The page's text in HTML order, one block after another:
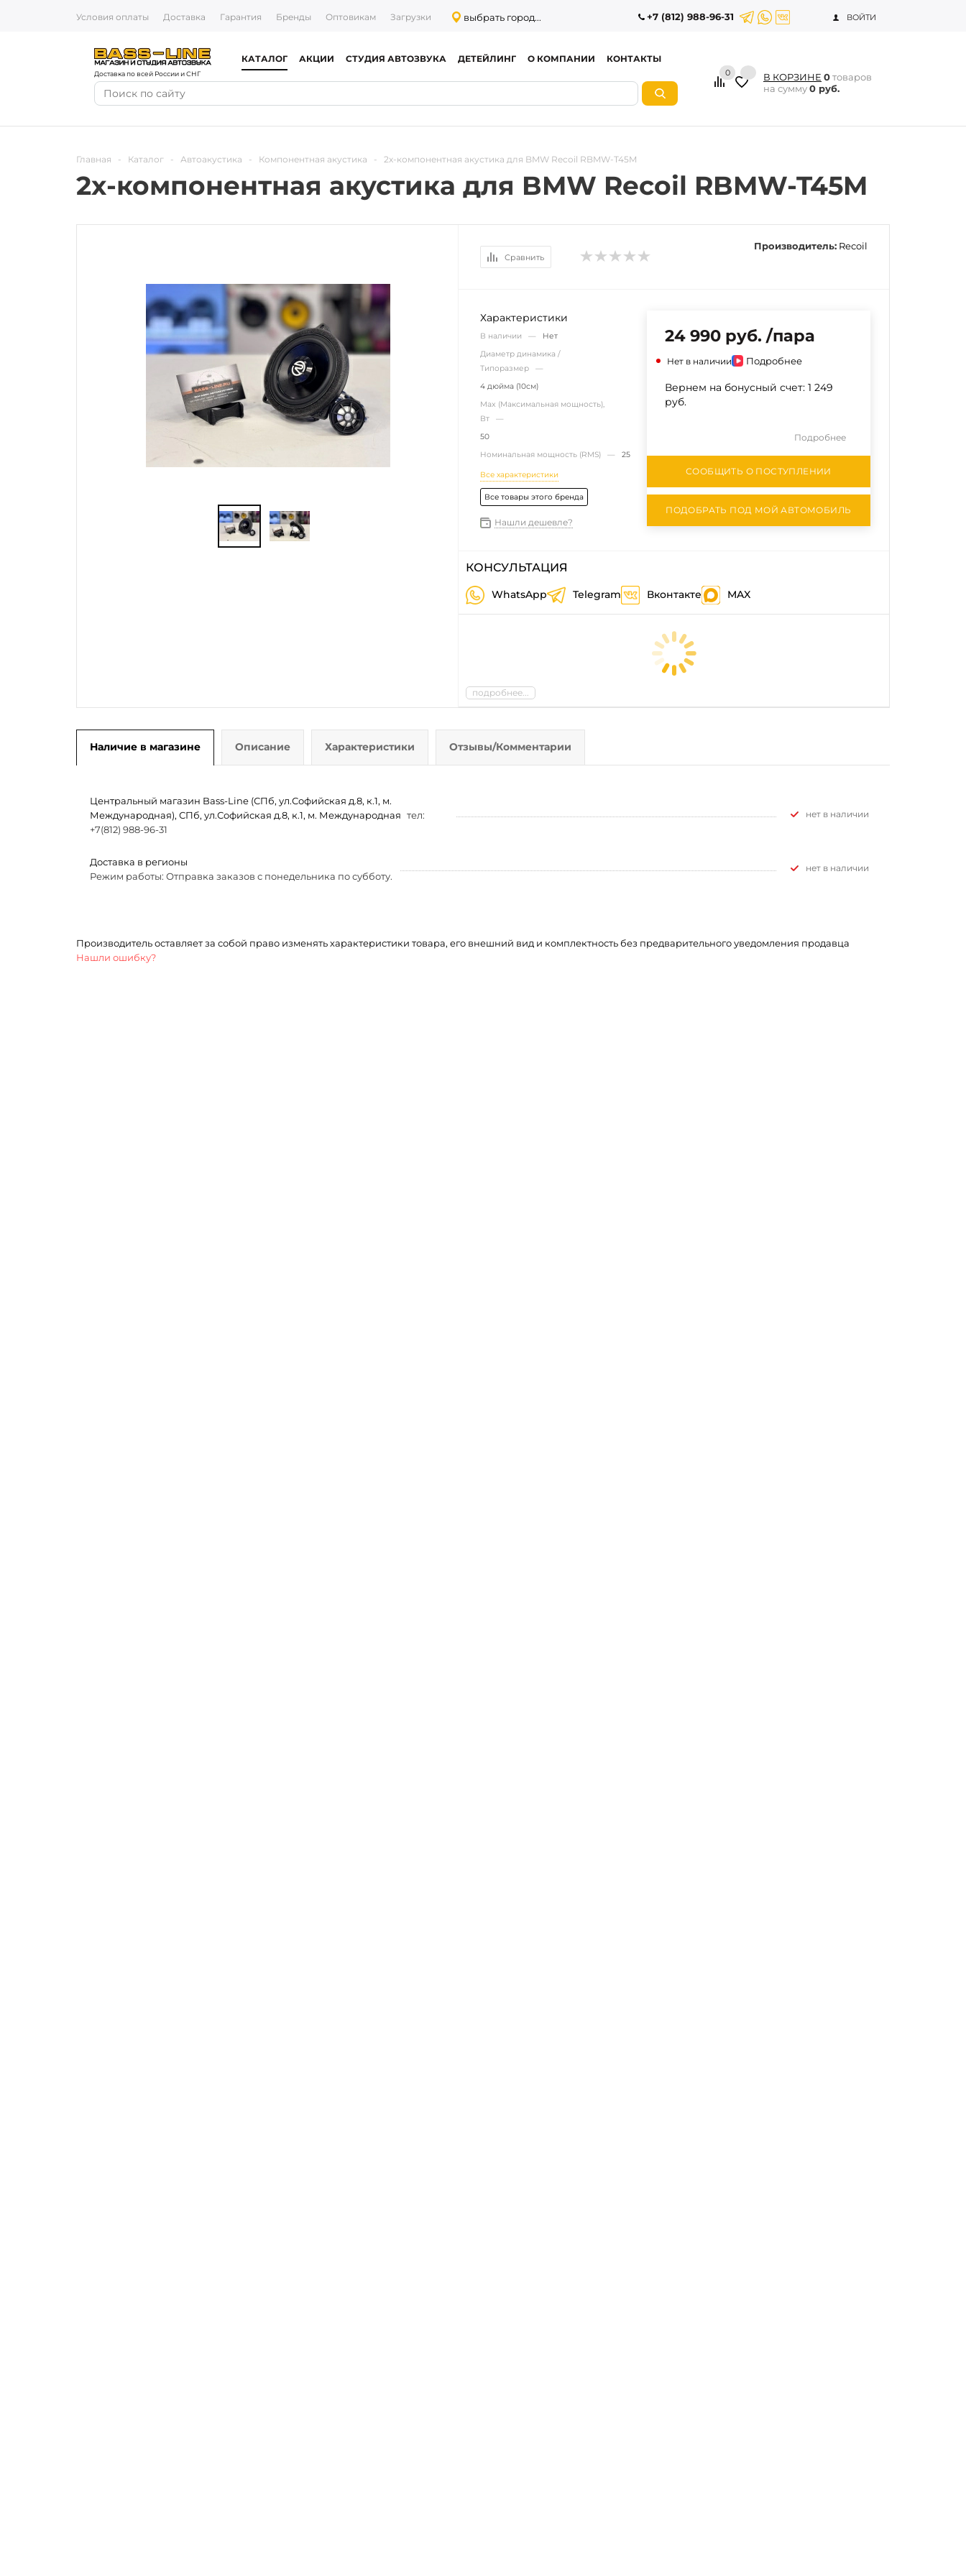
Условия оплаты Доставка Гарантия Бренды Оптовикам Загрузки выбрать город... +7 (812) 988-96-31 ВОЙТИ
Доставка по всей России и СНГ
КАТАЛОГ АКЦИИ СТУДИЯ АВТОЗВУКА ДЕТЕЙЛИНГ О КОМПАНИИ КОНТАКТЫ
0 В КОРЗИНЕ 0товаров
на сумму0 руб.
Главная - Каталог - Автоакустика - Компонентная акустика - 2х-компонентная акустика для BMW Recoil RBMW-T45M
2х-компонентная акустика для BMW Recoil RBMW-T45M
Производитель: Recoil
Сравнить
Характеристики
В наличии — Нет
Диаметр динамика /
Типоразмер —
4 дюйма (10см)
Max (Максимальная мощность),
Вт —
50
Номинальная мощность (RMS) —25
Все характеристики
Все товары этого бренда
Нашли дешевле?
24 990 руб. /пара
Нет в наличии Подробнее
Вернем на бонусный счет: 1 249
руб.
Подробнее
СООБЩИТЬ О ПОСТУПЛЕНИИ
ПОДОБРАТЬ ПОД МОЙ АВТОМОБИЛЬ
КОНСУЛЬТАЦИЯ
WhatsApp Telegram Вконтакте MAX
подробнее...
Наличие в магазине Описание Характеристики Отзывы/Комментарии
Центральный магазин Bass-Line (СПб, ул.Софийская д.8, к.1, м.
Международная), СПб, ул.Софийская д.8, к.1, м. Международная тел:
+7(812) 988-96-31
Нет в наличии
Доставка в регионы
Режим работы: Отправка заказов с понедельника по субботу.
Нет в наличии
Производитель оставляет за собой право изменять характеристики товара, его внешний вид и комплектность без предварительного уведомления продавца
Нашли ошибку?